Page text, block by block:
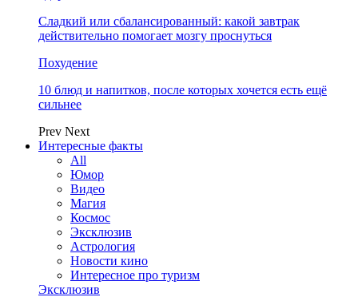
Сладкий или сбалансированный: какой завтрак
действительно помогает мозгу проснуться
Похудение
10 блюд и напитков, после которых хочется есть ещё
сильнее
Prev Next
Интересные факты
All
Юмор
Видео
Магия
Космос
Эксклюзив
Астрология
Новости кино
Интересное про туризм
Эксклюзив